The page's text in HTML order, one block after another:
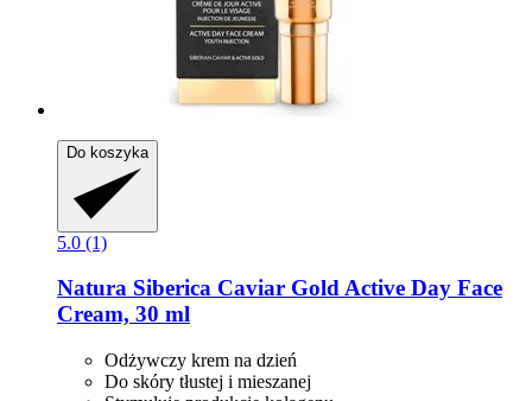
Do koszyka
5.0 (1)
Natura Siberica Caviar Gold Active Day Face
Cream, 30 ml
Odżywczy krem na dzień
Do skóry tłustej i mieszanej